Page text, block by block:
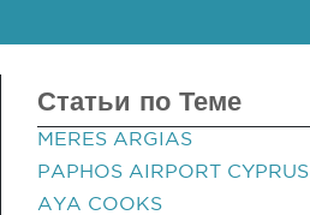
Статьи по Теме
MERES ARGIAS
PAPHOS AIRPORT CYPRUS
AYA COOKS